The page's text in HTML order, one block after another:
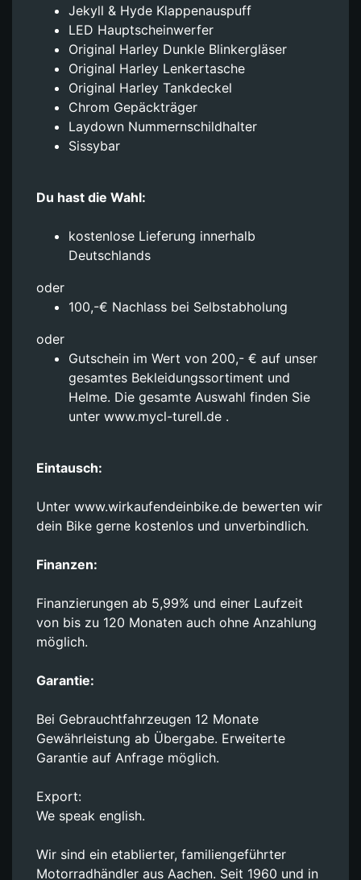
Jekyll & Hyde Klappenauspuff
LED Hauptscheinwerfer
Original Harley Dunkle Blinkergläser
Original Harley Lenkertasche
Original Harley Tankdeckel
Chrom Gepäckträger
Laydown Nummernschildhalter
Sissybar
Du hast die Wahl:
kostenlose Lieferung innerhalb
Deutschlands
oder
100,-€ Nachlass bei Selbstabholung
oder
Gutschein im Wert von 200,- € auf unser
gesamtes Bekleidungssortiment und
Helme. Die gesamte Auswahl finden Sie
unter www.mycl-turell.de .
Eintausch:
Unter www.wirkaufendeinbike.de bewerten wir
dein Bike gerne kostenlos und unverbindlich.
Finanzen:
Finanzierungen ab 5,99% und einer Laufzeit
von bis zu 120 Monaten auch ohne Anzahlung
möglich.
Garantie:
Bei Gebrauchtfahrzeugen 12 Monate
Gewährleistung ab Übergabe. Erweiterte
Garantie auf Anfrage möglich.
Export:
We speak english.
Wir sind ein etablierter, familiengeführter
Motorradhändler aus Aachen. Seit 1960 und in